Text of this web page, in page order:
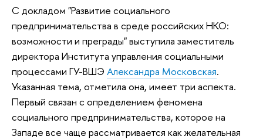
С докладом "Развитие социального
предпринимательства в среде российских НКО:
возможности и преграды" выступила заместитель
директора Института управления социальными
процессами ГУ-ВШЭ Александра Московская.
Указанная тема, отметила она, имеет три аспекта.
Первый связан с определением феномена
социального предпринимательства, которое на
Западе все чаще рассматривается как желательная